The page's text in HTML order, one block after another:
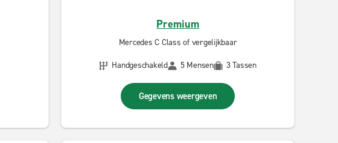
Premium
Mercedes C Class of vergelijkbaar
Handgeschakeld
5 Mensen 3 Tassen
Gegevens weergeven